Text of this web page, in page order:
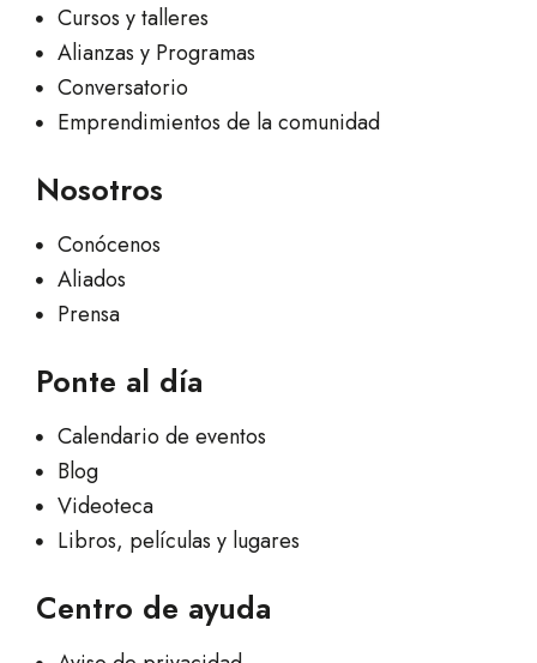
Cursos y talleres
Alianzas y Programas
Conversatorio
Emprendimientos de la comunidad
Nosotros
Conócenos
Aliados
Prensa
Ponte al día
Calendario de eventos
Blog
Videoteca
Libros, películas y lugares
Centro de ayuda